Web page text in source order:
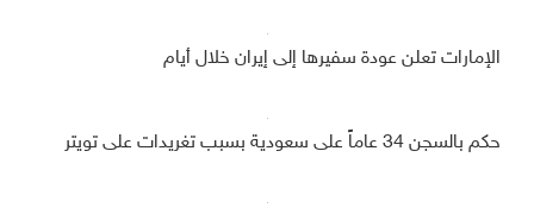
الإمارات تعلن عودة سفيرها إلى إيران خلال أيام
حكم بالسجن 34 عاماً على سعودية بسبب تغريدات على تويتر